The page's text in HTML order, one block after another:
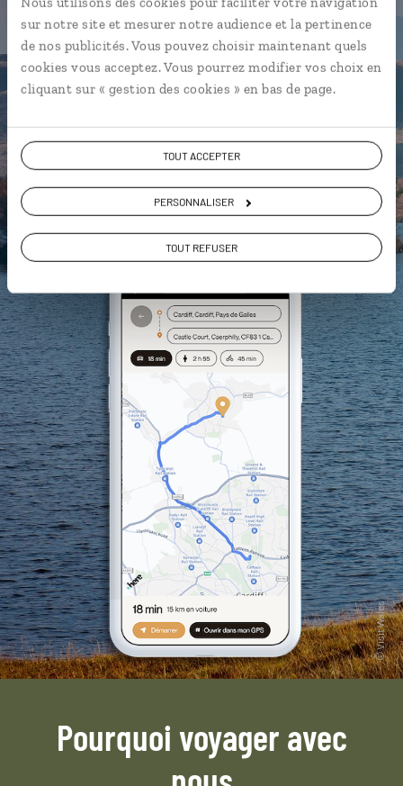
sur notre site et mesurer notre audience et la pertinence
de nos publicités. Vous pouvez choisir maintenant quels
cookies vous acceptez. Vous pourrez modifier vos choix en
cliquant sur « gestion des cookies » en bas de page.
TOUT ACCEPTER
PERSONNALISER
TOUT REFUSER
Notre sélection des meilleurspubs
Les plus beaux châteaux
géolocalisés
vous-même
DÉCOUVRIR LUCIOLE
Pourquoi voyager avec